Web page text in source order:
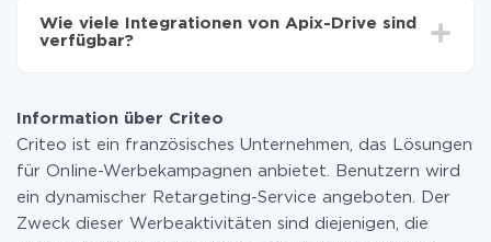
zahlen nur für die Datenmenge, die über unseren
Service von einem System auf ein anderes übertragen
Weitere Informationen zu
Wie viele Integrationen von Apix-Drive sind
verfügbar?
Information über Criteo
Criteo ist ein französisches Unternehmen, das Lösungen
für Online-Werbekampagnen anbietet. Benutzern wird
ein dynamischer Retargeting-Service angeboten. Der
Zweck dieser Werbeaktivitäten sind diejenigen, die